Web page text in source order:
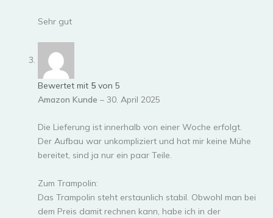
Sehr gut
Bewertet mit 5 von 5
Amazon Kunde – 30. April 2025
Die Lieferung ist innerhalb von einer Woche erfolgt.
Der Aufbau war unkompliziert und hat mir keine Mühe
bereitet, sind ja nur ein paar Teile.
Zum Trampolin:
Das Trampolin steht erstaunlich stabil. Obwohl man bei
dem Preis damit rechnen kann, habe ich in der